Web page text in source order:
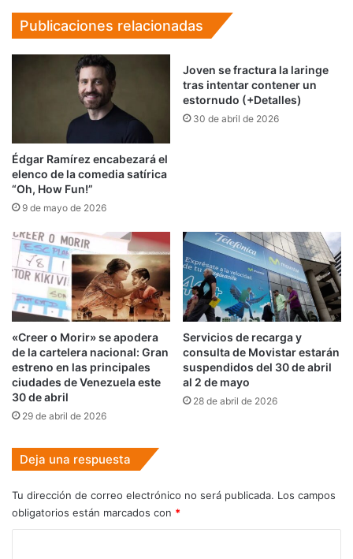
con
programa
Publicaciones relacionadas
Édgar Ramírez encabezará el
elenco de la comedia satírica
“Oh, How Fun!”
9 de mayo de 2026
Joven se fractura la laringe
tras intentar contener un
estornudo (+Detalles)
30 de abril de 2026
«Creer o Morir» se apodera
de la cartelera nacional: Gran
estreno en las principales
ciudades de Venezuela este
30 de abril
29 de abril de 2026
Servicios de recarga y
consulta de Movistar estarán
suspendidos del 30 de abril
al 2 de mayo
28 de abril de 2026
Deja una respuesta
Tu dirección de correo electrónico no será publicada. Los campos
obligatorios están marcados con *